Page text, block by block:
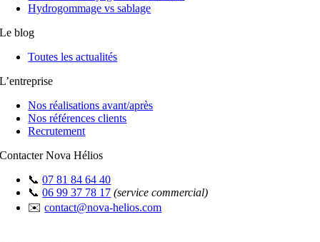
Hydrogommage vs sablage
Le blog
Toutes les actualités
L’entreprise
Nos réalisations avant/après
Nos références clients
Recrutement
Contacter Nova Hélios
📞07 81 84 64 40
📞06 99 37 78 17 (service commercial)
✉️contact@nova-helios.com